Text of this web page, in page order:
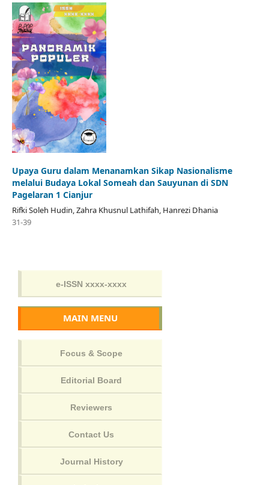
Upaya Guru dalam Menanamkan Sikap Nasionalisme
melalui Budaya Lokal Someah dan Sauyunan di SDN
Pagelaran 1 Cianjur
Rifki Soleh Hudin, Zahra Khusnul Lathifah, Hanrezi Dhania
31-39
MAIN MENU